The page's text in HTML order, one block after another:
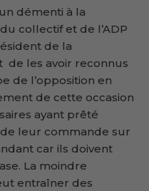
démenti à la
collectif et de l’ADP
de la
de les avoir reconnus
de l’opposition en
de cette occasion
ayant prêté
leur commande sur
car ils doivent
La moindre
entraîner des